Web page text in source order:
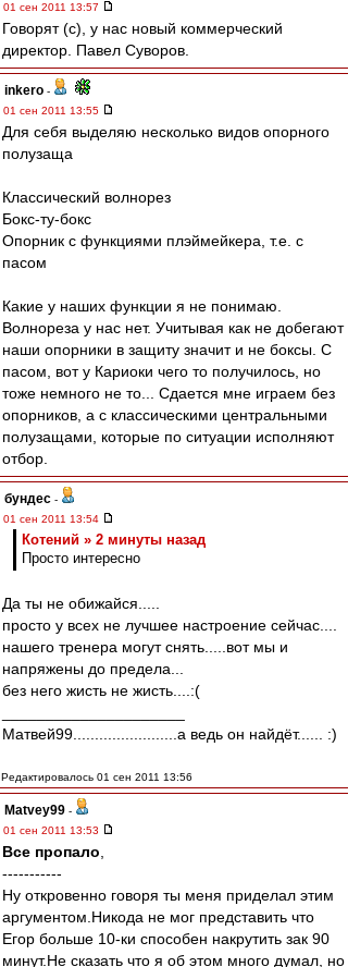
01 сен 2011 13:57
Говорят (с), у нас новый коммерческий
директор. Павел Суворов.
inkero -
01 сен 2011 13:55
Для себя выделяю несколько видов опорного
полузаща
Классический волнорез
Бокс-ту-бокс
Опорник с функциями плэймейкера, т.е. с
пасом
Какие у наших функции я не понимаю.
Волнореза у нас нет. Учитывая как не добегают
наши опорники в защиту значит и не боксы. С
пасом, вот у Кариоки чего то получилось, но
тоже немного не то... Сдается мне играем без
опорников, а с классическими центральными
полузащами, которые по ситуации исполняют
отбор.
бундес -
01 сен 2011 13:54
Котений » 2 минуты назад
Просто интересно
Да ты не обижайся.....
просто у всех не лучшее настроение сейчас....
нашего тренера могут снять.....вот мы и
напряжены до предела...
без него жисть не жисть....:(
Матвей99........................а ведь он найдёт...... :)
Редактировалось 01 сен 2011 13:56
Matvey99 -
01 сен 2011 13:53
Все пропало
-----------
Ну откровенно говоря ты меня приделал этим
аргументом.Никода не мог представить что
Егор больше 10-ки способен накрутить зак 90
минут.Не сказать что я об этом много думал, но